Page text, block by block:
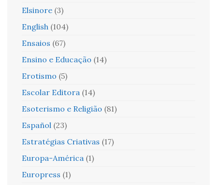
Elsinore (3)
English (104)
Ensaios (67)
Ensino e Educação (14)
Erotismo (5)
Escolar Editora (14)
Esoterismo e Religião (81)
Español (23)
Estratégias Criativas (17)
Europa-América (1)
Europress (1)